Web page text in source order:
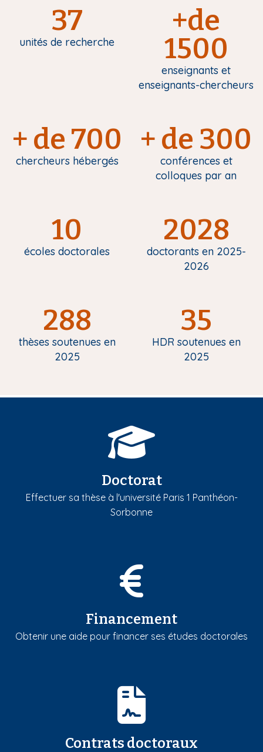
37
unités de recherche
+de
1500
enseignants et
enseignants-chercheurs
+ de 700
chercheurs hébergés
+ de 300
conférences et
colloques par an
10
écoles doctorales
2028
doctorants en 2025-
2026
288
thèses soutenues en
2025
35
HDR soutenues en
2025
Doctorat
Effectuer sa thèse à l'université Paris 1 Panthéon-
Sorbonne
Financement
Obtenir une aide pour financer ses études doctorales
Contrats doctoraux